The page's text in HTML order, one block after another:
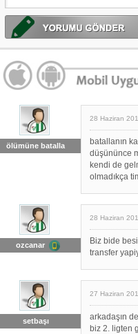
ölümüne batalla
28 Haziran
batallanın
düşününce
kendi de
olmadıkça
ozcanar
28 Haziran
Biz bide
transfer
setbaşı
27 Haziran
arkadaşın
biz 2. ligten